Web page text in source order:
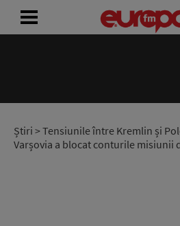
Știri > Tensiunile între Kremlin și
Varșovia a blocat conturile misiunii
RADIO